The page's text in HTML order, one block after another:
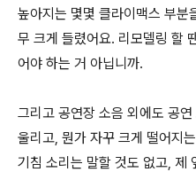
높아지는 몇몇 클라이맥스 부분
무 크게 들렸어요. 리모델링 할
어야 하는 거 아닙니까.
그리고 공연장 소음 외에도 공
울리고, 뭔가 자꾸 크게 떨어지
기침 소리는 말할 것도 없고, 제